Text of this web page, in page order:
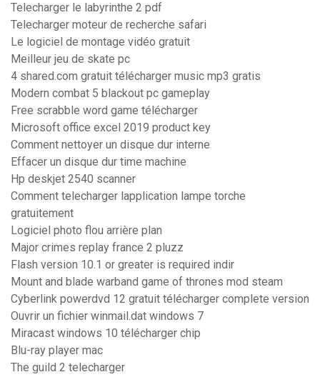
Telecharger le labyrinthe 2 pdf
Telecharger moteur de recherche safari
Le logiciel de montage vidéo gratuit
Meilleur jeu de skate pc
4 shared.com gratuit télécharger music mp3 gratis
Modern combat 5 blackout pc gameplay
Free scrabble word game télécharger
Microsoft office excel 2019 product key
Comment nettoyer un disque dur interne
Effacer un disque dur time machine
Hp deskjet 2540 scanner
Comment telecharger lapplication lampe torche
gratuitement
Logiciel photo flou arrière plan
Major crimes replay france 2 pluzz
Flash version 10.1 or greater is required indir
Mount and blade warband game of thrones mod steam
Cyberlink powerdvd 12 gratuit télécharger complete version
Ouvrir un fichier winmail.dat windows 7
Miracast windows 10 télécharger chip
Blu-ray player mac
The guild 2 telecharger